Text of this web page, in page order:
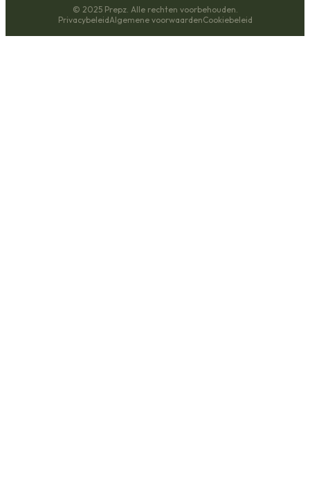
© 2025 Prepz. Alle rechten voorbehouden.
PrivacybeleidAlgemene voorwaardenCookiebeleid